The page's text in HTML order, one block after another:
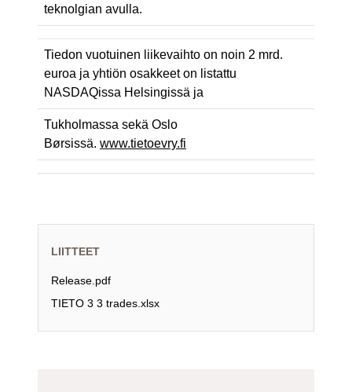
teknolgian avulla.
Tiedon vuotuinen liikevaihto on noin 2 mrd.
euroa ja yhtiön osakkeet on listattu
NASDAQissa Helsingissä ja
Tukholmassa sekä Oslo
Børsissä. www.tietoevry.fi
LIITTEET
Release.pdf
TIETO 3 3 trades.xlsx